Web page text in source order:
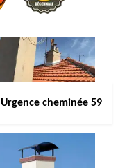
Urgence cheminée 59